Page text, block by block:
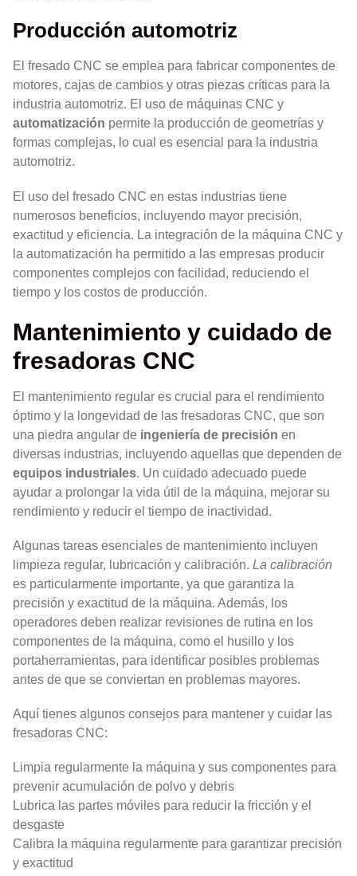
Producción automotriz
El fresado CNC se emplea para fabricar componentes de
motores, cajas de cambios y otras piezas críticas para la
industria automotriz. El uso de máquinas CNC y
automatización permite la producción de geometrías y
formas complejas, lo cual es esencial para la industria
automotriz.
El uso del fresado CNC en estas industrias tiene
numerosos beneficios, incluyendo mayor precisión,
exactitud y eficiencia. La integración de la máquina CNC y
la automatización ha permitido a las empresas producir
componentes complejos con facilidad, reduciendo el
tiempo y los costos de producción.
Mantenimiento y cuidado de
fresadoras CNC
El mantenimiento regular es crucial para el rendimiento
óptimo y la longevidad de las fresadoras CNC, que son
una piedra angular de ingeniería de precisión en
diversas industrias, incluyendo aquellas que dependen de
equipos industriales. Un cuidado adecuado puede
ayudar a prolongar la vida útil de la máquina, mejorar su
rendimiento y reducir el tiempo de inactividad.
Algunas tareas esenciales de mantenimiento incluyen
limpieza regular, lubricación y calibración. La calibración
es particularmente importante, ya que garantiza la
precisión y exactitud de la máquina. Además, los
operadores deben realizar revisiones de rutina en los
componentes de la máquina, como el husillo y los
portaherramientas, para identificar posibles problemas
antes de que se conviertan en problemas mayores.
Aquí tienes algunos consejos para mantener y cuidar las
fresadoras CNC:
Limpia regularmente la máquina y sus componentes para
prevenir acumulación de polvo y debris
Lubrica las partes móviles para reducir la fricción y el
desgaste
Calibra la máquina regularmente para garantizar precisión
y exactitud